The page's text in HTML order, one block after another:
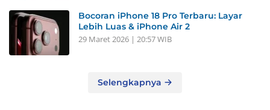
Bocoran iPhone 18 Pro Terbaru: Layar
Lebih Luas & iPhone Air 2
29 Maret 2026 | 20:57 WIB
Selengkapnya